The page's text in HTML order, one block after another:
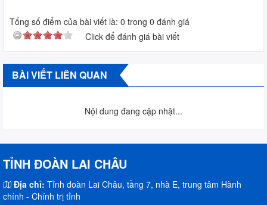
Tổng số điểm của bài viết là: 0 trong 0 đánh giá
Click để đánh giá bài viết
BÀI VIẾT LIÊN QUAN
Nội dung đang cập nhật...
TỈNH ĐOÀN LAI CHÂU
Địa chỉ: Tỉnh đoàn Lai Châu, tầng 7, nhà E, trung tâm Hành
chính - Chính trị tỉnh